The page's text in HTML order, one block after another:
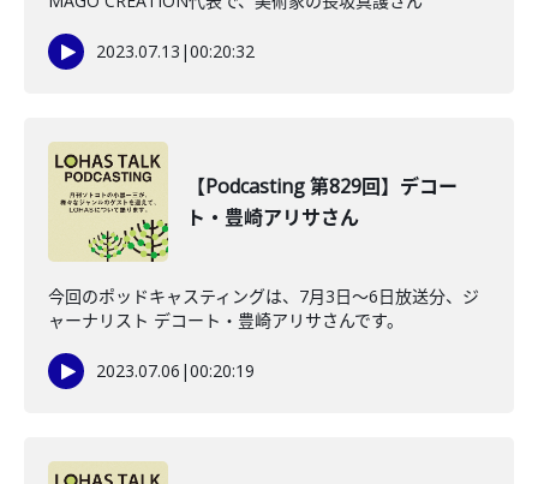
2023.07.13 |00:20:32
【Podcasting 第829回】デコー
ト・豊崎アリサさん
今回のポッドキャスティングは、7月3日〜6日放送分、ジ
ャーナリスト デコート・豊崎アリサさんです。
2023.07.06 |00:20:19